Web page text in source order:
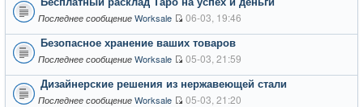
Последнее сообщение Worksale 06-03, 19:46
Безопасное хранение ваших товаров
Последнее сообщение Worksale 05-03, 21:59
Дизайнерские решения из нержавеющей стали
Последнее сообщение Worksale 05-03, 21:20